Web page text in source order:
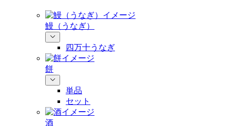
鰻（うなぎ）
四万十うなぎ
餅
単品
セット
酒